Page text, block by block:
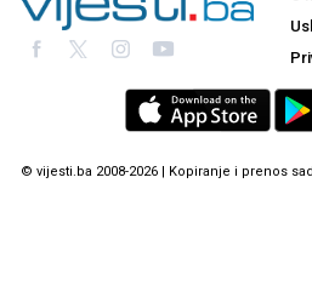
© vijesti.ba 2008-2026 | Kopiranje i prenos